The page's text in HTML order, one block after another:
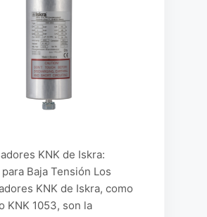
KNK de Iskra:
Baja Tensión Los
KNK de Iskra, como
KNK 1053, son la